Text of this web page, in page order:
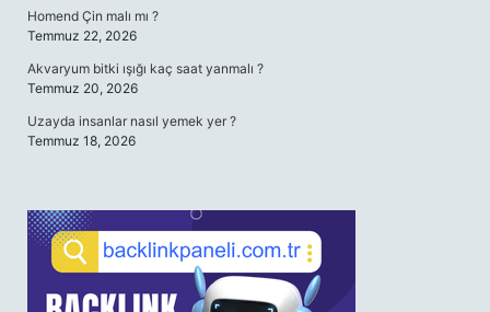
Homend Çin malı mı ?
Temmuz 22, 2026
Akvaryum bitki ışığı kaç saat yanmalı ?
Temmuz 20, 2026
Uzayda insanlar nasıl yemek yer ?
Temmuz 18, 2026